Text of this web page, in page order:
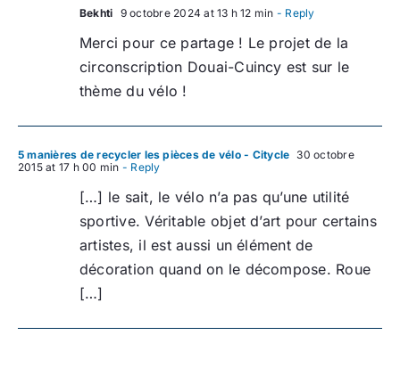
Bekhti 9 octobre 2024 at 13 h 12 min - Reply
Merci pour ce partage ! Le projet de la
circonscription Douai-Cuincy est sur le
thème du vélo !
5 manières de recycler les pièces de vélo - Citycle 30 octobre
2015 at 17 h 00 min - Reply
[…] le sait, le vélo n’a pas qu’une utilité
sportive. Véritable objet d’art pour certains
artistes, il est aussi un élément de
décoration quand on le décompose. Roue
[…]